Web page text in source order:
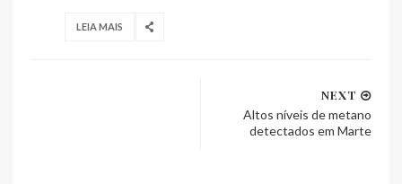
LEIA MAIS
NEXT
Altos níveis de metano
detectados em Marte